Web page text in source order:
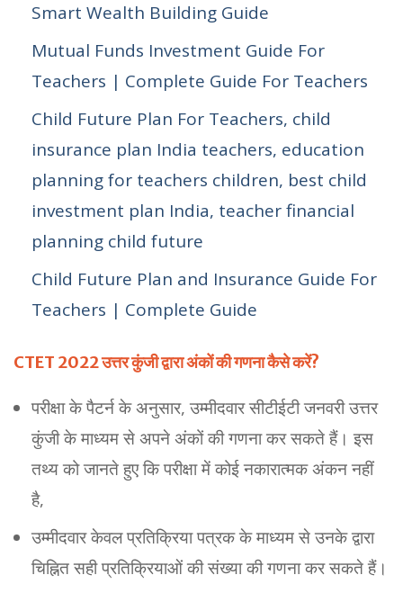
Smart Wealth Building Guide
Mutual Funds Investment Guide For
Teachers | Complete Guide For Teachers
Child Future Plan For Teachers, child
insurance plan India teachers, education
planning for teachers children, best child
investment plan India, teacher financial
planning child future
Child Future Plan and Insurance Guide For
Teachers | Complete Guide
CTET 2022 उत्तर कुंजी द्वारा अंकों की गणना कैसे करें?
परीक्षा के पैटर्न के अनुसार, उम्मीदवार सीटीईटी जनवरी उत्तर
कुंजी के माध्यम से अपने अंकों की गणना कर सकते हैं। इस
तथ्य को जानते हुए कि परीक्षा में कोई नकारात्मक अंकन नहीं
है,
उम्मीदवार केवल प्रतिक्रिया पत्रक के माध्यम से उनके द्वारा
चिह्नित सही प्रतिक्रियाओं की संख्या की गणना कर सकते हैं।